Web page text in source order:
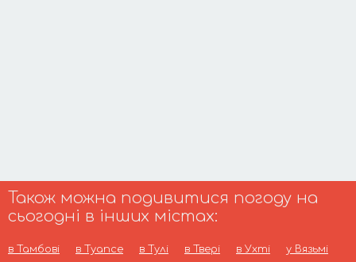
Також можна подивитися погоду на
сьогодні в інших містах:
в Тамбові в Туапсе в Тулі в Твері в Ухті у Вязьмі